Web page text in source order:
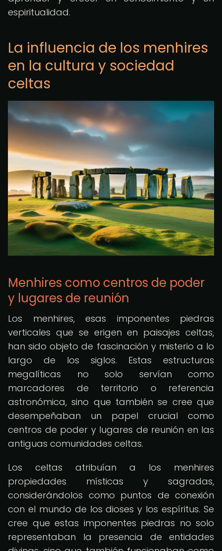
espiritualidad.
La influencia de los menhires
en la cultura y sociedad
celtas
Menhires como centros de poder
y lugares de reunión
Los menhires, esas imponentes piedras
verticales que se erigen en paisajes celtas,
han sido objeto de fascinación y misterio a lo
largo de los siglos. Estas estructuras
megalíticas no solo servían como
marcadores de territorio o referencia
astronómica, sino que también se cree que
desempeñaban un papel crucial como
centros de poder y lugares de reunión en las
antiguas comunidades celtas.
Los celtas atribuían a los menhires
propiedades místicas y sagradas,
considerándolos como puntos de conexión
con el mundo de los dioses y los espíritus. Se
cree que estas imponentes piedras no solo
representaban la presencia de entidades